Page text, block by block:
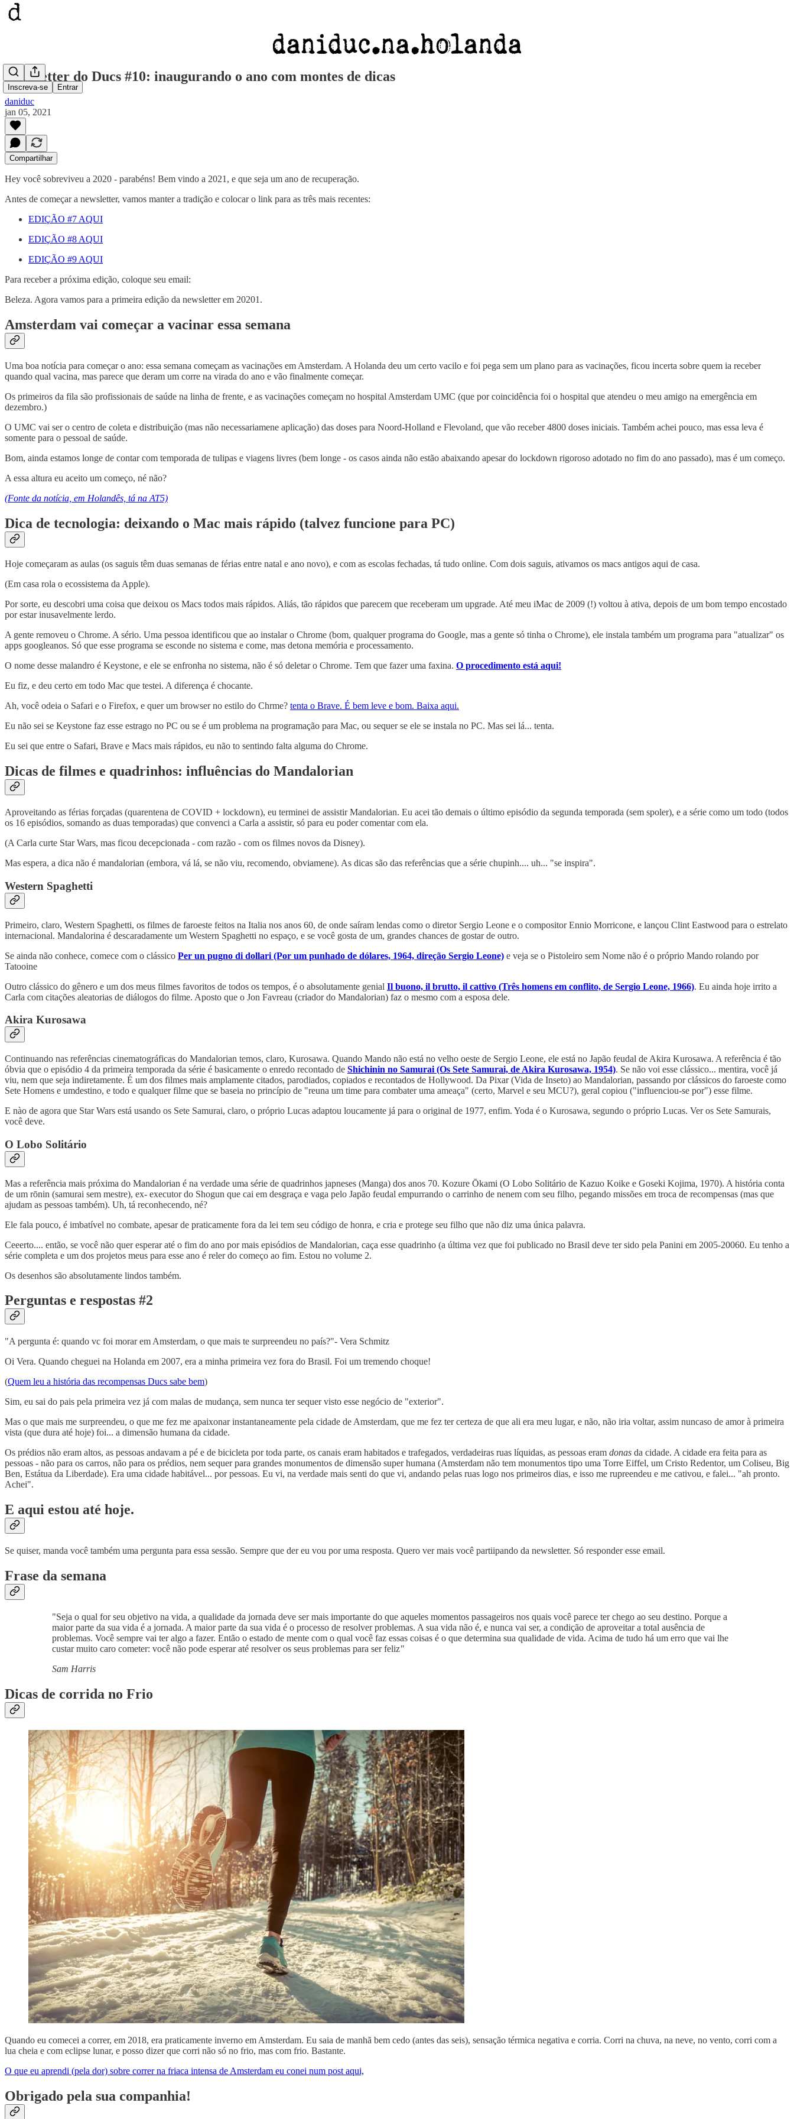
Inscreva-se Entrar
Newsletter do Ducs #10: inaugurando o ano com montes de dicas
daniduc
jan 05, 2021
Compartilhar
Hey você sobreviveu a 2020 - parabéns! Bem vindo a 2021, e que seja um ano de recuperação.
Antes de começar a newsletter, vamos manter a tradição e colocar o link para as três mais recentes:
EDIÇÃO #7 AQUI
EDIÇÃO #8 AQUI
EDIÇÃO #9 AQUI
Para receber a próxima edição, coloque seu email:
Beleza. Agora vamos para a primeira edição da newsletter em 20201.
Amsterdam vai começar a vacinar essa semana
Uma boa notícia para começar o ano: essa semana começam as vacinações em Amsterdam. A Holanda deu um certo vacilo e foi pega sem um plano para as vacinações, ficou incerta sobre quem ia receber
quando qual vacina, mas parece que deram um corre na virada do ano e vão finalmente começar.
Os primeiros da fila são profissionais de saúde na linha de frente, e as vacinações começam no hospital Amsterdam UMC (que por coincidência foi o hospital que atendeu o meu amigo na emergência em
dezembro.)
O UMC vai ser o centro de coleta e distribuição (mas não necessariamene aplicação) das doses para Noord-Holland e Flevoland, que vão receber 4800 doses iniciais. Também achei pouco, mas essa leva é
somente para o pessoal de saúde.
Bom, ainda estamos longe de contar com temporada de tulipas e viagens livres (bem longe - os casos ainda não estão abaixando apesar do lockdown rigoroso adotado no fim do ano passado), mas é um começo.
A essa altura eu aceito um começo, né não?
(Fonte da notícia, em Holandês, tá na AT5)
Dica de tecnologia: deixando o Mac mais rápido (talvez funcione para PC)
Hoje começaram as aulas (os saguis têm duas semanas de férias entre natal e ano novo), e com as escolas fechadas, tá tudo online. Com dois saguis, ativamos os macs antigos aqui de casa.
(Em casa rola o ecossistema da Apple).
Por sorte, eu descobri uma coisa que deixou os Macs todos mais rápidos. Aliás, tão rápidos que parecem que receberam um upgrade. Até meu iMac de 2009 (!) voltou à ativa, depois de um bom tempo encostado
por estar inusavelmente lerdo.
A gente removeu o Chrome. A sério. Uma pessoa identificou que ao instalar o Chrome (bom, qualquer programa do Google, mas a gente só tinha o Chrome), ele instala também um programa para "atualizar" os
apps googleanos. Só que esse programa se esconde no sistema e come, mas detona memória e processamento.
O nome desse malandro é Keystone, e ele se enfronha no sistema, não é só deletar o Chrome. Tem que fazer uma faxina. O procedimento está aqui!
Eu fiz, e deu certo em todo Mac que testei. A diferença é chocante.
Ah, você odeia o Safari e o Firefox, e quer um browser no estilo do Chrme? tenta o Brave. É bem leve e bom. Baixa aqui.
Eu não sei se Keystone faz esse estrago no PC ou se é um problema na programação para Mac, ou sequer se ele se instala no PC. Mas sei lá... tenta.
Eu sei que entre o Safari, Brave e Macs mais rápidos, eu não to sentindo falta alguma do Chrome.
Dicas de filmes e quadrinhos: influências do Mandalorian
Aproveitando as férias forçadas (quarentena de COVID + lockdown), eu terminei de assistir Mandalorian. Eu acei tão demais o último episódio da segunda temporada (sem spoler), e a série como um todo (todos
os 16 episódios, somando as duas temporadas) que convenci a Carla a assistir, só para eu poder comentar com ela.
(A Carla curte Star Wars, mas ficou decepcionada - com razão - com os filmes novos da Disney).
Mas espera, a dica não é mandalorian (embora, vá lá, se não viu, recomendo, obviamene). As dicas são das referências que a série chupinh.... uh... "se inspira".
Western Spaghetti
Primeiro, claro, Western Spaghetti, os filmes de faroeste feitos na Italia nos anos 60, de onde saíram lendas como o diretor Sergio Leone e o compositor Ennio Morricone, e lançou Clint Eastwood para o estrelato
internacional. Mandalorina é descaradamente um Western Spaghetti no espaço, e se você gosta de um, grandes chances de gostar de outro.
Se ainda não conhece, comece com o clássico Per un pugno di dollari (Por um punhado de dólares, 1964, direção Sergio Leone) e veja se o Pistoleiro sem Nome não é o próprio Mando rolando por
Tatooine
Outro clássico do gênero e um dos meus filmes favoritos de todos os tempos, é o absolutamente genial Il buono, il brutto, il cattivo (Três homens em conflito, de Sergio Leone, 1966). Eu ainda hoje irrito a
Carla com citações aleatorias de diálogos do filme. Aposto que o Jon Favreau (criador do Mandalorian) faz o mesmo com a esposa dele.
Akira Kurosawa
Continuando nas referências cinematográficas do Mandalorian temos, claro, Kurosawa. Quando Mando não está no velho oeste de Sergio Leone, ele está no Japão feudal de Akira Kurosawa. A referência é tão
óbvia que o episódio 4 da primeira temporada da série é basicamente o enredo recontado de Shichinin no Samurai (Os Sete Samurai, de Akira Kurosawa, 1954). Se não voi esse clássico... mentira, você já
viu, nem que seja indiretamente. É um dos filmes mais amplamente citados, parodiados, copiados e recontados de Hollywood. Da Pixar (Vida de Inseto) ao Mandalorian, passando por clássicos do faroeste como
Sete Homens e umdestino, e todo e qualquer filme que se baseia no princípio de "reuna um time para combater uma ameaça" (certo, Marvel e seu MCU?), geral copiou ("influenciou-se por") esse filme.
E nào de agora que Star Wars está usando os Sete Samurai, claro, o próprio Lucas adaptou loucamente já para o original de 1977, enfim. Yoda é o Kurosawa, segundo o próprio Lucas. Ver os Sete Samurais,
você deve.
O Lobo Solitário
Mas a referência mais próxima do Mandalorian é na verdade uma série de quadrinhos japneses (Manga) dos anos 70. Kozure Ōkami (O Lobo Solitário de Kazuo Koike e Goseki Kojima, 1970). A história conta
de um rōnin (samurai sem mestre), ex- executor do Shogun que cai em desgraça e vaga pelo Japão feudal empurrando o carrinho de nenem com seu filho, pegando missões em troca de recompensas (mas que
ajudam as pessoas também). Uh, tá reconhecendo, né?
Ele fala pouco, é imbatível no combate, apesar de praticamente fora da lei tem seu código de honra, e cria e protege seu filho que não diz uma única palavra.
Ceeerto.... então, se você não quer esperar até o fim do ano por mais episódios de Mandalorian, caça esse quadrinho (a última vez que foi publicado no Brasil deve ter sido pela Panini em 2005-20060. Eu tenho a
série completa e um dos projetos meus para esse ano é reler do começo ao fim. Estou no volume 2.
Os desenhos são absolutamente lindos também.
Perguntas e respostas #2
"A pergunta é: quando vc foi morar em Amsterdam, o que mais te surpreendeu no país?"- Vera Schmitz
Oi Vera. Quando cheguei na Holanda em 2007, era a minha primeira vez fora do Brasil. Foi um tremendo choque!
(Quem leu a história das recompensas Ducs sabe bem)
Sim, eu sai do pais pela primeira vez já com malas de mudança, sem nunca ter sequer visto esse negócio de "exterior".
Mas o que mais me surpreendeu, o que me fez me apaixonar instantaneamente pela cidade de Amsterdam, que me fez ter certeza de que ali era meu lugar, e não, não iria voltar, assim nuncaso de amor à primeira
vista (que dura até hoje) foi... a dimensão humana da cidade.
Os prédios não eram altos, as pessoas andavam a pé e de bicicleta por toda parte, os canais eram habitados e trafegados, verdadeiras ruas líquidas, as pessoas eram donas da cidade. A cidade era feita para as
pessoas - não para os carros, não para os prédios, nem sequer para grandes monumentos de dimensão super humana (Amsterdam não tem monumentos tipo uma Torre Eiffel, um Cristo Redentor, um Coliseu, Big
Ben, Estátua da Liberdade). Era uma cidade habitável... por pessoas. Eu vi, na verdade mais senti do que vi, andando pelas ruas logo nos primeiros dias, e isso me rupreendeu e me cativou, e falei... "ah pronto.
Achei".
E aqui estou até hoje.
Se quiser, manda você também uma pergunta para essa sessão. Sempre que der eu vou por uma resposta. Quero ver mais você partiipando da newsletter. Só responder esse email.
Frase da semana
"Seja o qual for seu objetivo na vida, a qualidade da jornada deve ser mais importante do que aqueles momentos passageiros nos quais você parece ter chego ao seu destino. Porque a
maior parte da sua vida é a jornada. A maior parte da sua vida é o processo de resolver problemas. A sua vida não é, e nunca vai ser, a condição de aproveitar a total ausência de
problemas. Você sempre vai ter algo a fazer. Então o estado de mente com o qual você faz essas coisas é o que determina sua qualidade de vida. Acima de tudo há um erro que vai lhe
custar muito caro cometer: você não pode esperar até resolver os seus problemas para ser feliz"
Sam Harris
Dicas de corrida no Frio
Quando eu comecei a correr, em 2018, era praticamente inverno em Amsterdam. Eu saia de manhã bem cedo (antes das seis), sensação térmica negativa e corria. Corri na chuva, na neve, no vento, corri com a
lua cheia e com eclipse lunar, e posso dizer que corri não só no frio, mas com frio. Bastante.
O que eu aprendi (pela dor) sobre correr na friaca intensa de Amsterdam eu conei num post aqui,
Obrigado pela sua companhia!